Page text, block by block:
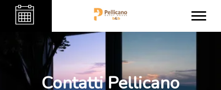
Contatti Pellicano